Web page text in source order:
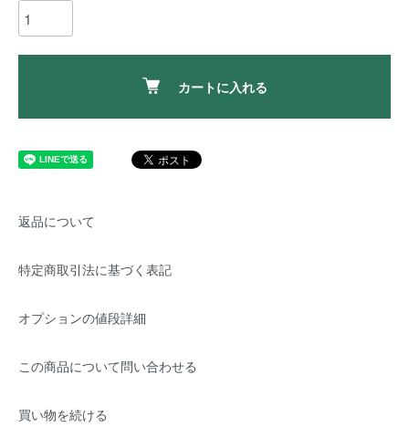
カートに入れる
返品について
特定商取引法に基づく表記
オプションの値段詳細
この商品について問い合わせる
買い物を続ける